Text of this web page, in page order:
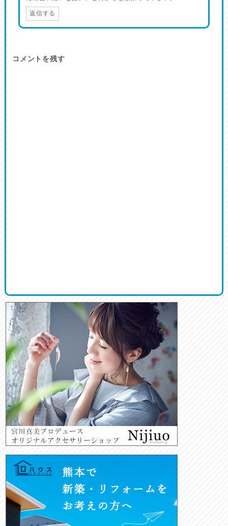
返信する
コメントを残す